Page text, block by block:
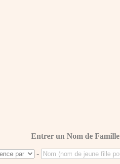
Entrer un Nom de Famille
-